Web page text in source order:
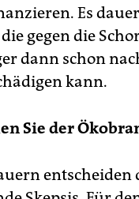
Es
gegen die
dann schon
kann.
Sie der
entscheiden